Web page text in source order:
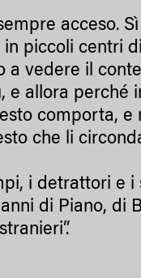
acceso.
in piccoli centri
a vedere il
e allora perché
comporta,
che li
i detrattori e
di Piano, di